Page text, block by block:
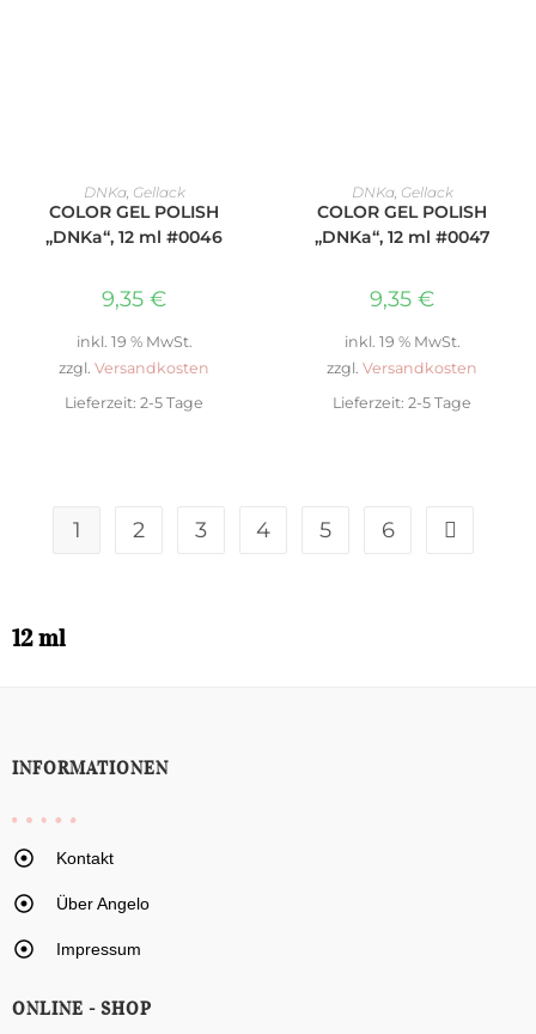
IN DEN WARENKORB
DNKa, Gellack
COLOR GEL POLISH
„DNKa“, 12 ml #0046
9,35 €
inkl. 19 % MwSt.
zzgl. Versandkosten
Lieferzeit: 2-5 Tage
IN DEN WARENKORB
DNKa, Gellack
COLOR GEL POLISH
„DNKa“, 12 ml #0047
9,35 €
inkl. 19 % MwSt.
zzgl. Versandkosten
Lieferzeit: 2-5 Tage
1 2 3 4 5 6
12 ml
INFORMATIONEN
Kontakt
Über Angelo
Impressum
ONLINE - SHOP